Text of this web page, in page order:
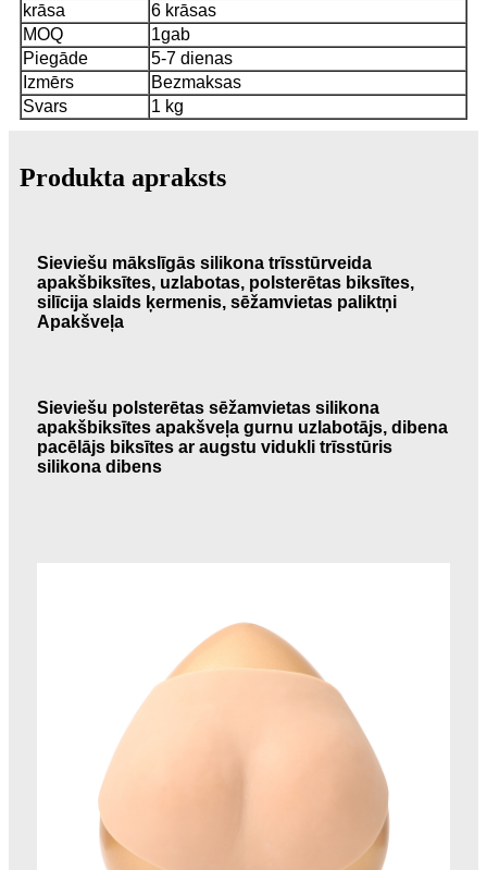
krāsa
6 krāsas
MOQ
1gab
Piegāde
5-7 dienas
Izmērs
Bezmaksas
Svars
1 kg
Produkta apraksts
Sieviešu mākslīgās silikona trīsstūrveida
apakšbiksītes, uzlabotas, polsterētas biksītes,
silīcija slaids ķermenis, sēžamvietas paliktņi
Apakšveļa
Sieviešu polsterētas sēžamvietas silikona
apakšbiksītes apakšveļa gurnu uzlabotājs, dibena
pacēlājs biksītes ar augstu vidukli trīsstūris
silikona dibens